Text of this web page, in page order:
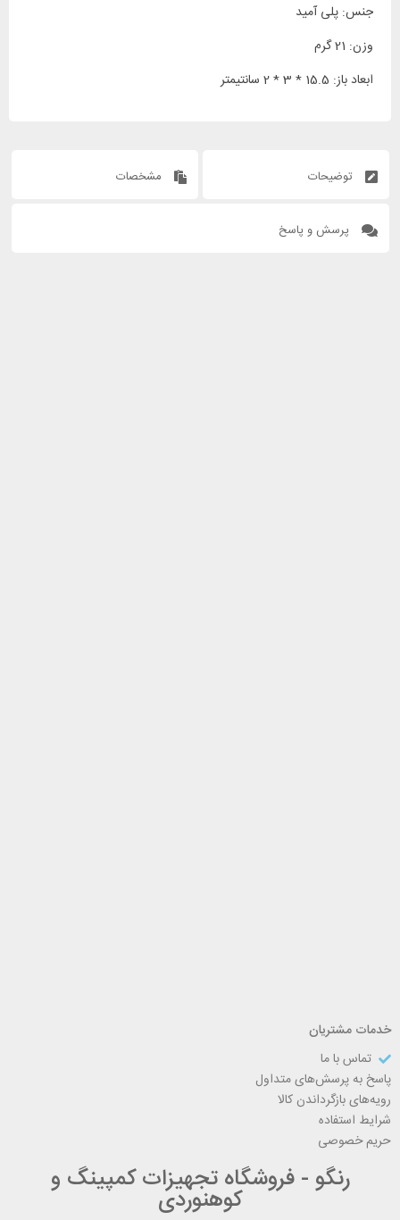
جنس: پلی آمید
وزن: 21 گرم
ابعاد باز: 15.5 * 3 * 2 سانتیمتر
توضیحات مشخصات
پرسش و پاسخ
خدمات مشتریان
تماس با ما
پاسخ به پرسش‌های متداول
رویه‌های بازگرداندن کالا
شرایط استفاده
حریم خصوصی
رنگو - فروشگاه تجهیزات کمپینگ و
کوهنوردی